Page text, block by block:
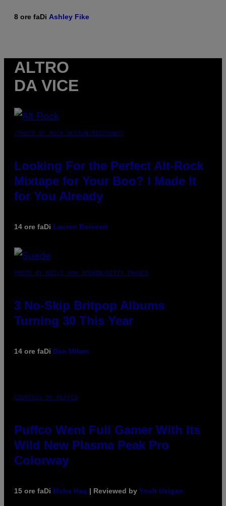
8 ore faDi Ashley Fike
ALTRO
DA VICE
(PHOTO BY MICK HUTSON/REDFERNS)
Looking For the Perfect Alt-Rock
Mixtape for Your Boo? I Made It
for You Already
14 ore faDi Lauren Boisvert
PHOTO BY NIELS VAN IPEREN/GETTY IMAGES
3 No-Skip Britpop Albums
Turning 30 This Year
14 ore faDi Dan Milam
COURTESY OF PUFFCO
Puffco Went Full Gamer With Its
Wild New Plasma Peak Pro
Colorway
15 ore faDi Maha Haq | Reviewed by Ysolt Usigan